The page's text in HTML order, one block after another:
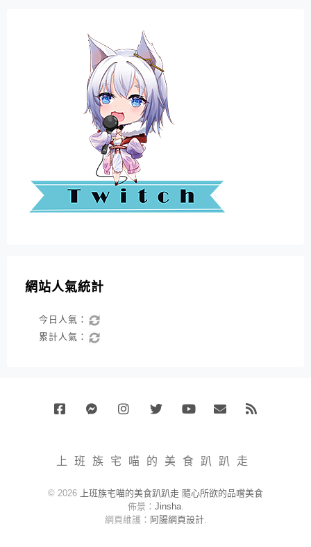
網站人氣統計
今日人氣：
累計人氣：
上班族宅喵的美食趴趴走
© 2026
上班族宅喵的美食趴趴走 隨心所欲的品嚐美食
佈景： Jinsha.
網頁維護： 阿腸網頁設計.